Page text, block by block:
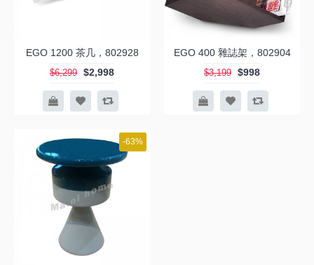
EGO 1200 茶几，802928
$6,299 $2,998
EGO 400 雜誌架，802904
$3,199 $998
-63%